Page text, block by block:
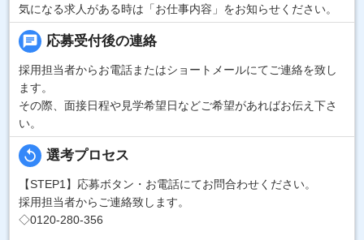
気になる求人がある時は「お仕事内容」をお知らせください。
chat 応募受付後の連絡
採用担当者からお電話またはショートメールにてご連絡を致し
ます。
その際、面接日程や見学希望日などご希望があればお伝え下さ
い。
replay 選考プロセス
【STEP1】応募ボタン・お電話にてお問合わせください。
採用担当者からご連絡致します。
◇0120-280-356